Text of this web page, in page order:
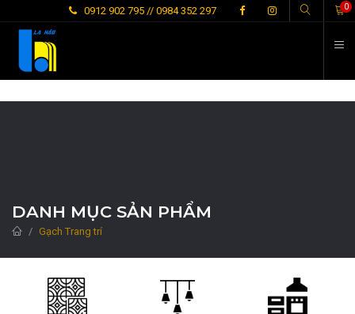
0912 902 795 // 0984 352 297 0
DANH MỤC SẢN PHẨM
Gạch Trang trí